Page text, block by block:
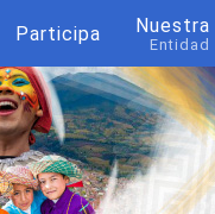
Participa Nuestra
Entidad